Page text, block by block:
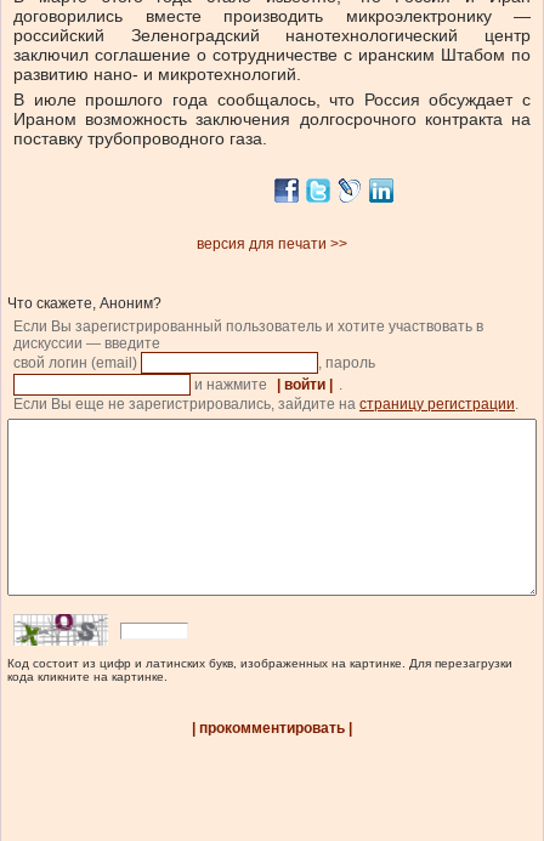
договорились вместе производить микроэлектронику —
российский Зеленоградский нанотехнологический центр
заключил соглашение о сотрудничестве с иранским Штабом по
развитию нано- и микротехнологий.
В июле прошлого года сообщалось, что Россия обсуждает с
Ираном возможность заключения долгосрочного контракта на
поставку трубопроводного газа.
версия для печати >>
Что скажете, Аноним?
Если Вы зарегистрированный пользователь и хотите участвовать в
дискуссии — введите
свой логин (email)
, пароль
и нажмите
| войти |
.
Если Вы еще не зарегистрировались, зайдите на страницу регистрации.
Код состоит из цифр и латинских букв, изображенных на картинке. Для перезагрузки
кода кликните на картинке.
| прокомментировать |